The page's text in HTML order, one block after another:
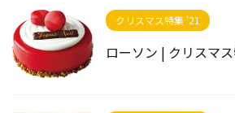
クリスマス特集 '21
ローソン | クリスマ